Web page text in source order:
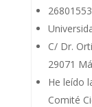
C/ Dr.
29071
He leído
Comité